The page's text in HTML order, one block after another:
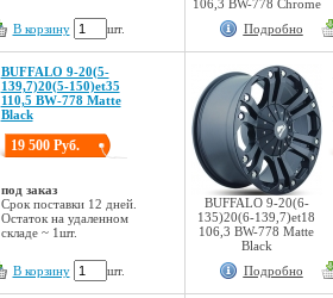
В корзину шт.
106,3 BW-778 Chrome
Подробно
BUFFALO 9-20(5-
139,7)20(5-150)et35
110,5 BW-778 Matte
Black
19 500 Руб.
под заказ
Срок поставки 12 дней.
Остаток на удаленном
складе ~ 1шт.
В корзину шт.
BUFFALO 9-20(6-
135)20(6-139,7)et18
106,3 BW-778 Matte
Black
Подробно